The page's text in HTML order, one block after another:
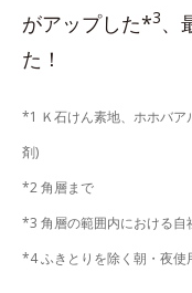
がアップした*3、
た！
*1 Ｋ石けん素地、ホホバア
剤)
*2 角層まで
*3 角層の範囲内における自
*4 ふきとりを除く朝・夜使